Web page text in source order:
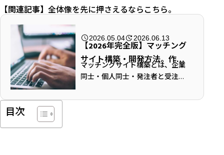
【関連記事】 全体像を先に押さえるならこちら。
2026.05.04 2026.06.13
【2026年完全版】マッチング
サイト構築・開発方法。作り
方・費用相場・必要機能まで
マッチングサイト構築とは、企業
同士・個人同士・発注者と受注者
ぐ仕組みを作ることです。 マッチ
目次